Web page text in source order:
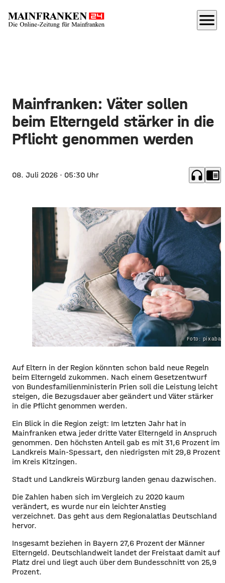
menu
Mainfranken: Väter sollen
beim Elterngeld stärker in die
Pflicht genommen werden
08. Juli 2026 · 05:30 Uhr headphones chrome_reader_mode
Foto:
Auf Eltern in der Region könnten schon bald neue Regeln
beim Elterngeld zukommen. Nach einem Gesetzentwurf
von Bundesfamilienministerin Prien soll die Leistung leicht
steigen, die Bezugsdauer aber geändert und Väter stärker
in die Pflicht genommen werden.
Ein Blick in die Region zeigt: Im letzten Jahr hat in
Mainfranken etwa jeder dritte Vater Elterngeld in Anspruch
genommen. Den höchsten Anteil gab es mit 31,6 Prozent im
Landkreis Main-Spessart, den niedrigsten mit 29,8 Prozent
im Kreis Kitzingen.
Stadt und Landkreis Würzburg landen genau dazwischen.
Die Zahlen haben sich im Vergleich zu 2020 kaum
verändert, es wurde nur ein leichter Anstieg
verzeichnet. Das geht aus dem Regionalatlas Deutschland
hervor.
Insgesamt beziehen in Bayern 27,6 Prozent der Männer
Elterngeld. Deutschlandweit landet der Freistaat damit auf
Platz drei und liegt auch über dem Bundesschnitt von 25,9
Prozent.